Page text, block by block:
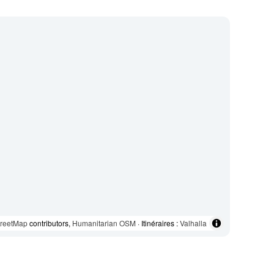
contributors, Humanitarian OSM · Itinéraires :Valhalla